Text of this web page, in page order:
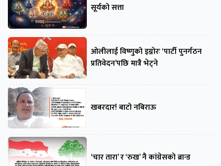
सूर्यको सत्ता
ओलीलाई विष्णुको इग्नोरः ‘पार्टी पुनर्गठन
प्रतिवेदन’पछि मात्रै भेट्ने
खबरदार! बाटो नबिराऊ
‘चार तारा’ र ‘रुख’ नै कांग्रेसको ब्रान्ड